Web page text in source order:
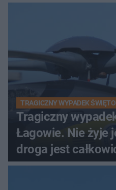
TRAGICZNY WYPADEK
Tragiczny
Łagowie. Nie żyje
droga jest